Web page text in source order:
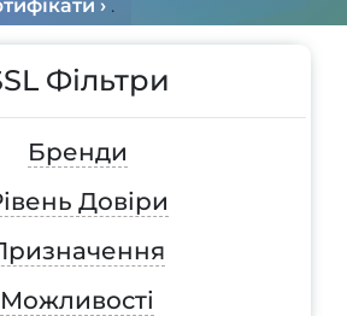
› GeoTrust SSL
Фільтри
Бренди
Довіри
Можливості